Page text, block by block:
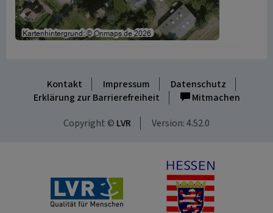
Kontakt Impressum
Datenschutz
Erklärung zur Barrierefreiheit
Mitmachen
Copyright © LVR Version: 4.52.0